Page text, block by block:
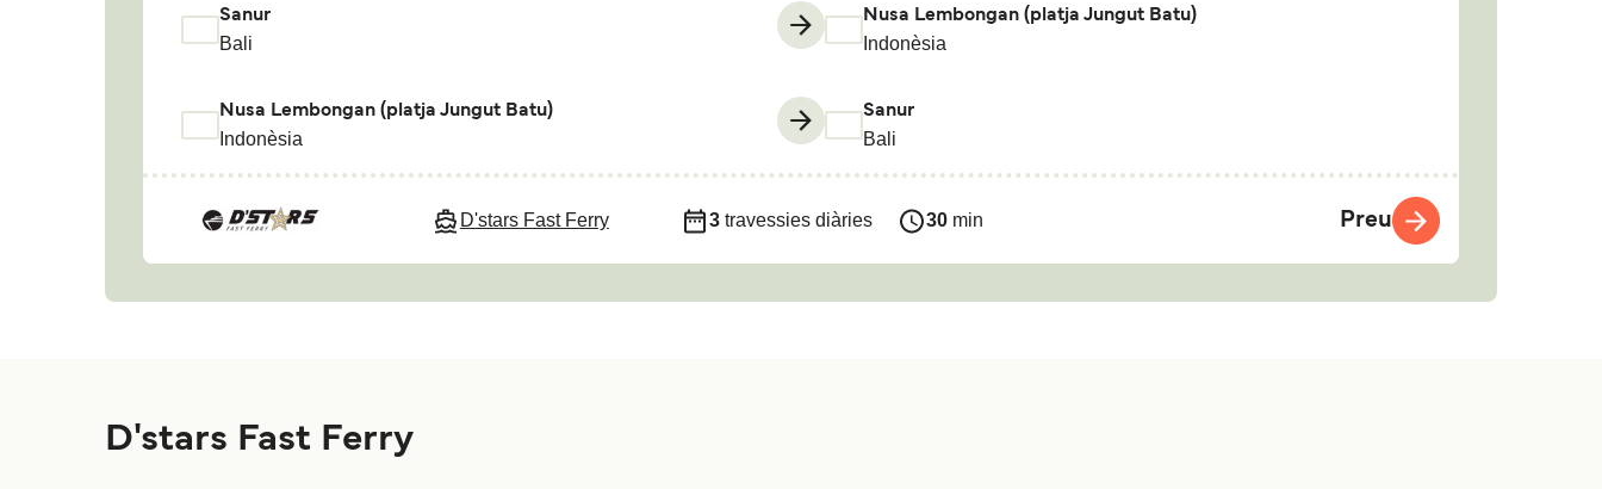
Sanur
Bali
Nusa Lembongan (platja Jungut Batu)
Indonèsia
Nusa Lembongan (platja Jungut Batu)
Indonèsia
Sanur
Bali
D'stars Fast Ferry 3travessies diàries 30min Preu
D'stars Fast Ferry